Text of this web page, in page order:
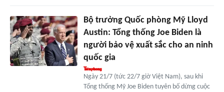
Bộ trưởng Quốc phòng Mỹ Lloyd
Austin: Tổng thống Joe Biden là
người bảo vệ xuất sắc cho an ninh
quốc gia
Ngày 21/7 (tức 22/7 giờ Việt Nam), sau khi
Tổng thống Mỹ Joe Biden tuyên bố dừng cuộc